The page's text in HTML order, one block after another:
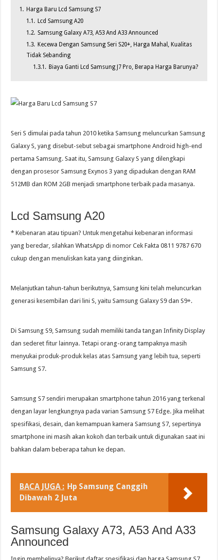
1. Harga Baru Lcd Samsung S7
1.1. Lcd Samsung A20
1.2. Samsung Galaxy A73, A53 And A33 Announced
1.3. Kecewa Dengan Samsung Seri S20+, Harga Mahal, Kualitas
Tidak Sebanding
1.3.1. Biaya Ganti Lcd Samsung J7 Pro, Berapa Harga Barunya?
Seri S dimulai pada tahun 2010 ketika Samsung meluncurkan Samsung
Galaxy S, yang disebut-sebut sebagai smartphone Android high-end
pertama Samsung. Saat itu, Samsung Galaxy S yang dilengkapi
dengan prosesor Samsung Exynos 3 yang dipadukan dengan RAM
512MB dan ROM 2GB menjadi smartphone terbaik pada masanya.
Lcd Samsung A20
* Kebenaran atau tipuan? Untuk mengetahui kebenaran informasi
yang beredar, silahkan WhatsApp di nomor Cek Fakta 0811 9787 670
cukup dengan menuliskan kata yang diinginkan.
Melanjutkan tahun-tahun berikutnya, Samsung kini telah meluncurkan
generasi kesembilan dari lini S, yaitu Samsung Galaxy S9 dan S9+.
Di Samsung S9, Samsung sudah memiliki tanda tangan Infinity Display
dan sederet fitur lainnya. Tetapi orang-orang tampaknya masih
menyukai produk-produk kelas atas Samsung yang lebih tua, seperti
Samsung S7.
Samsung S7 sendiri merupakan smartphone tahun 2016 yang terkenal
dengan layar lengkungnya pada varian Samsung S7 Edge. Jika melihat
spesifikasi, desain, dan kemampuan kamera Samsung S7, sepertinya
smartphone ini masih akan kokoh dan terbaik untuk digunakan saat ini
bahkan dalam beberapa tahun ke depan.
BACA JUGA : Hp Samsung Canggih
Dibawah 2 Juta
Samsung Galaxy A73, A53 And A33
Announced